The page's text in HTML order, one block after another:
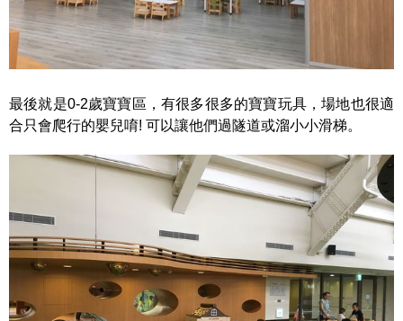
最後就是0-2歲寶寶區，有很多很多的寶寶玩具，場地也很適
合只會爬行的嬰兒唷! 可以讓他們過隧道或溜小小滑梯。